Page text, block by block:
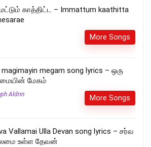
காத்திட்ட – Immattum kaathitta
More Songs
magimayin megam song lyrics – ஒரு
மேகம்
Aldrin More Songs
Vallamai Ulla Devan song lyrics – சர்வ
உள்ள தேவன்